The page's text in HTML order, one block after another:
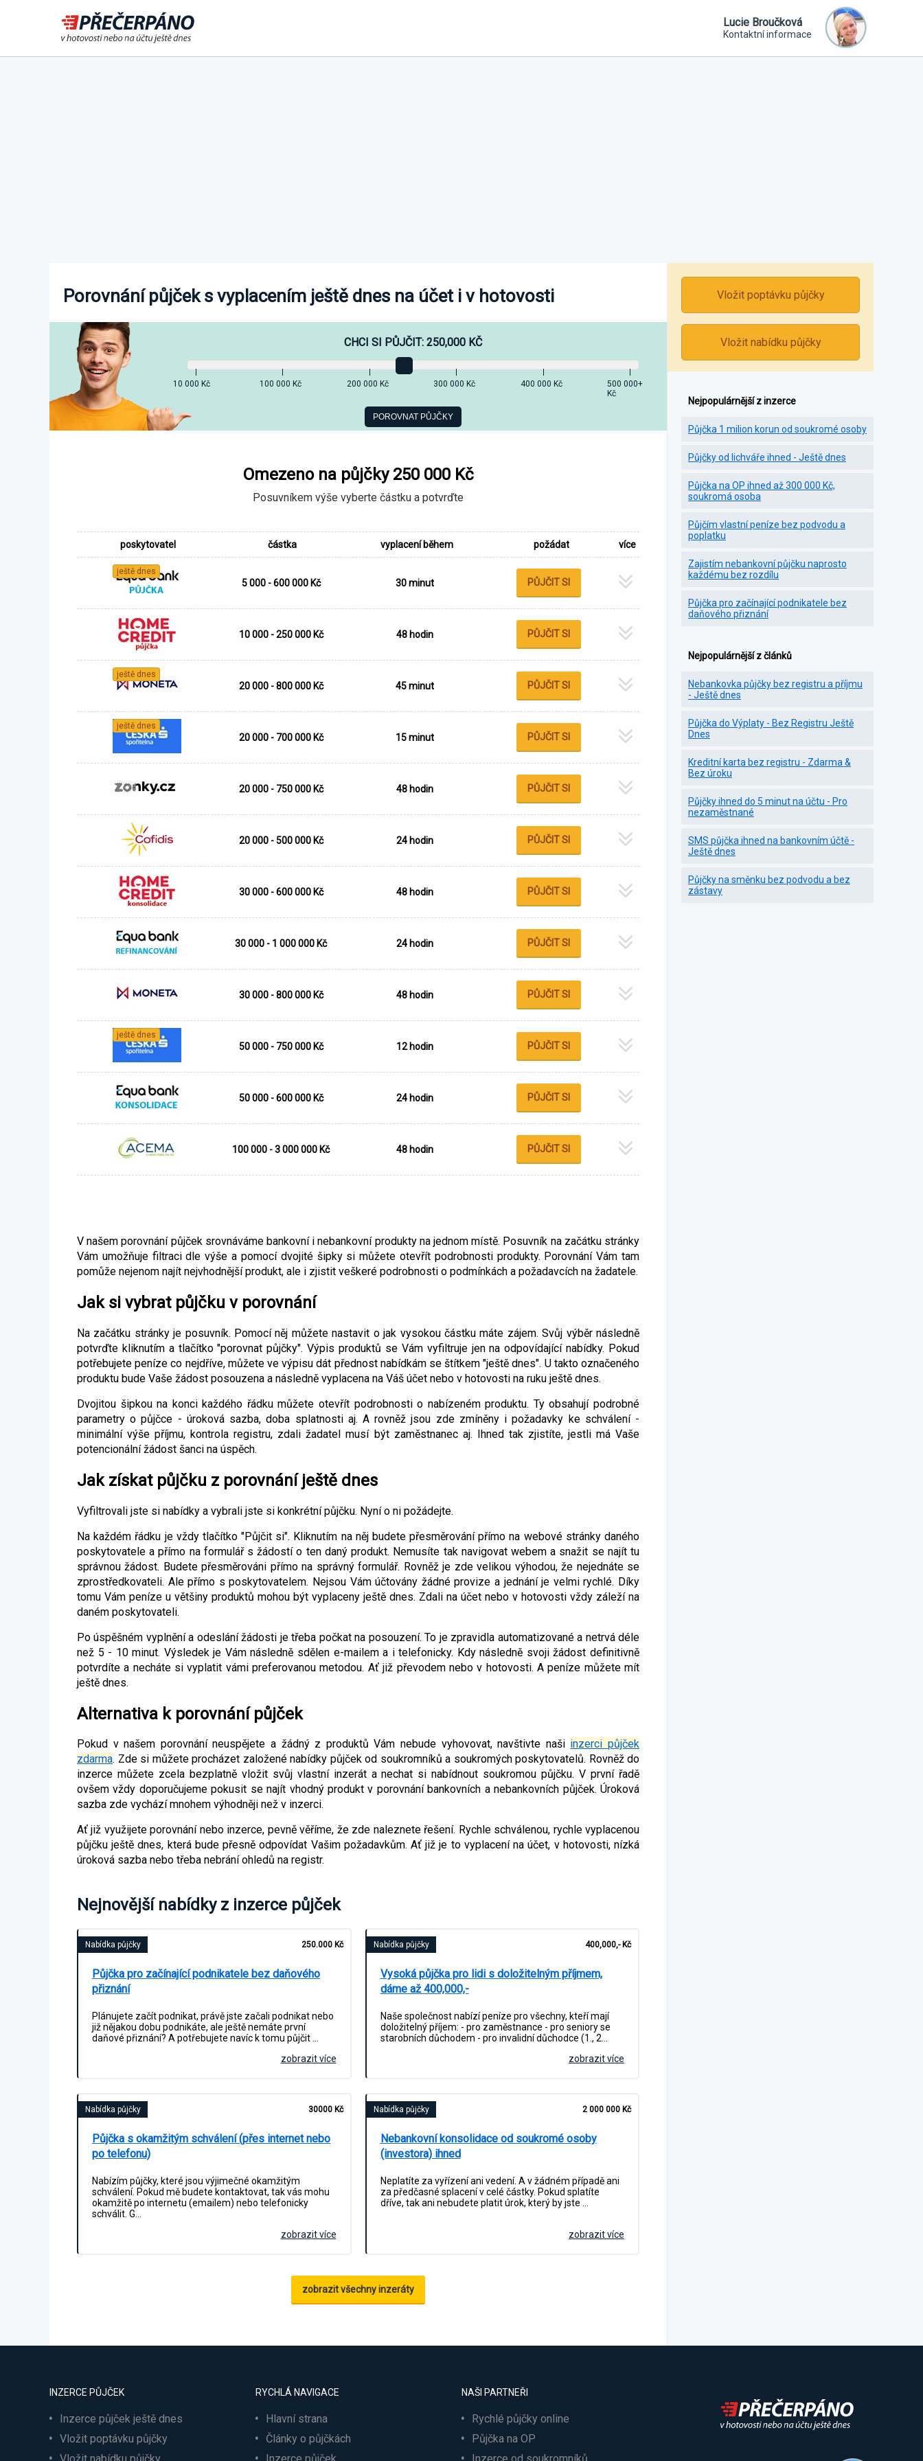
Půjčka ještě dnes na účet
nebo i v hotovosti
Lucie Broučková
Kontaktní informace
Porovnání půjček s vyplacením ještě dnes na účet i v hotovosti
CHCI SI PŮJČIT: 250,000 KČ
10 000 Kč 100 000 Kč 200 000 Kč 300 000 Kč 400 000 Kč
500 000+
Kč
Omezeno na půjčky 250 000 Kč
Posuvníkem výše vyberte částku a potvrďte
poskytovatel částka vyplacení během požádat více
ještě dnes
5 000 - 600 000 Kč 30 minut PŮJČIT SI
10 000 - 250 000 Kč 48 hodin PŮJČIT SI
ještě dnes
20 000 - 800 000 Kč 45 minut PŮJČIT SI
ještě dnes
20 000 - 700 000 Kč 15 minut PŮJČIT SI
20 000 - 750 000 Kč 48 hodin PŮJČIT SI
20 000 - 500 000 Kč 24 hodin PŮJČIT SI
30 000 - 600 000 Kč 48 hodin PŮJČIT SI
30 000 - 1 000 000 Kč 24 hodin PŮJČIT SI
30 000 - 800 000 Kč 48 hodin PŮJČIT SI
ještě dnes
50 000 - 750 000 Kč 12 hodin PŮJČIT SI
50 000 - 600 000 Kč 24 hodin PŮJČIT SI
100 000 - 3 000 000 Kč 48 hodin PŮJČIT SI
V našem porovnání půjček srovnáváme bankovní i nebankovní produkty na jednom místě. Posuvník na začátku stránky
Vám umožňuje filtraci dle výše a pomocí dvojité šipky si můžete otevřít podrobnosti produkty. Porovnání Vám tam
pomůže nejenom najít nejvhodnější produkt, ale i zjistit veškeré podrobnosti o podmínkách a požadavcích na žadatele.
Jak si vybrat půjčku v porovnání
Na začátku stránky je posuvník. Pomocí něj můžete nastavit o jak vysokou částku máte zájem. Svůj výběr následně
potvrďte kliknutím a tlačítko "porovnat půjčky". Výpis produktů se Vám vyfiltruje jen na odpovídající nabídky. Pokud
potřebujete peníze co nejdříve, můžete ve výpisu dát přednost nabídkám se štítkem "ještě dnes". U takto označeného
produktu bude Vaše žádost posouzena a následně vyplacena na Váš účet nebo v hotovosti na ruku ještě dnes.
Dvojitou šipkou na konci každého řádku můžete otevřít podrobnosti o nabízeném produktu. Ty obsahují podrobné
parametry o půjčce - úroková sazba, doba splatnosti aj. A rovněž jsou zde zmíněny i požadavky ke schválení -
minimální výše příjmu, kontrola registru, zdali žadatel musí být zaměstnanec aj. Ihned tak zjistíte, jestli má Vaše
potencionální žádost šanci na úspěch.
Jak získat půjčku z porovnání ještě dnes
Vyfiltrovali jste si nabídky a vybrali jste si konkrétní půjčku. Nyní o ni požádejte.
Na každém řádku je vždy tlačítko "Půjčit si". Kliknutím na něj budete přesměrování přímo na webové stránky daného
poskytovatele a přímo na formulář s žádostí o ten daný produkt. Nemusíte tak navigovat webem a snažit se najít tu
správnou žádost. Budete přesměrováni přímo na správný formulář. Rovněž je zde velikou výhodou, že nejednáte se
zprostředkovateli. Ale přímo s poskytovatelem. Nejsou Vám účtovány žádné provize a jednání je velmi rychlé. Díky
tomu Vám peníze u většiny produktů mohou být vyplaceny ještě dnes. Zdali na účet nebo v hotovosti vždy záleží na
daném poskytovateli.
Po úspěšném vyplnění a odeslání žádosti je třeba počkat na posouzení. To je zpravidla automatizované a netrvá déle
než 5 - 10 minut. Výsledek je Vám následně sdělen e-mailem a i telefonicky. Kdy následně svoji žádost definitivně
potvrdíte a necháte si vyplatit vámi preferovanou metodou. Ať již převodem nebo v hotovosti. A peníze můžete mít
ještě dnes.
Alternativa k porovnání půjček
Pokud v našem porovnání neuspějete a žádný z produktů Vám nebude vyhovovat, navštivte naši inzerci půjček
zdarma. Zde si můžete procházet založené nabídky půjček od soukromníků a soukromých poskytovatelů. Rovněž do
inzerce můžete zcela bezplatně vložit svůj vlastní inzerát a nechat si nabídnout soukromou půjčku. V první řadě
ovšem vždy doporučujeme pokusit se najít vhodný produkt v porovnání bankovních a nebankovních půjček. Úroková
sazba zde vychází mnohem výhodněji než v inzerci.
Ať již využijete porovnání nebo inzerce, pevně věříme, že zde naleznete řešení. Rychle schválenou, rychle vyplacenou
půjčku ještě dnes, která bude přesně odpovídat Vašim požadavkům. Ať již je to vyplacení na účet, v hotovosti, nízká
úroková sazba nebo třeba nebrání ohledů na registr.
Nejnovější nabídky z inzerce půjček
Nabídka půjčky 250.000 Kč
Půjčka pro začínající podnikatele bez daňového
přiznání
Plánujete začít podnikat, právě jste začali podnikat nebo
již nějakou dobu podnikáte, ale ještě nemáte první
daňové přiznání? A potřebujete navíc k tomu půjčit …
zobrazit více
Nabídka půjčky 400,000,- Kč
Vysoká půjčka pro lidi s doložitelným příjmem,
dáme až 400,000,-
Naše společnost nabízí peníze pro všechny, kteří mají
doložitelný příjem: - pro zaměstnance - pro seniory se
starobních důchodem - pro invalidní důchodce (1., 2…
zobrazit více
Nabídka půjčky 30000 Kč
Půjčka s okamžitým schválení (přes internet nebo
po telefonu)
Nabízím půjčky, které jsou výjimečné okamžitým
schválení. Pokud mě budete kontaktovat, tak vás mohu
okamžitě po internetu (emailem) nebo telefonicky
schválit. G…
zobrazit více
Nabídka půjčky 2 000 000 Kč
Nebankovní konsolidace od soukromé osoby
(investora) ihned
Neplatíte za vyřízení ani vedení. A v žádném případě ani
za předčasné splacení v celé částky. Pokud splatíte
dříve, tak ani nebudete platit úrok, který by jste …
zobrazit více
zobrazit všechny inzeráty
Vložit poptávku půjčky
Vložit nabídku půjčky
Nejpopulárnější z inzerce
Půjčka 1 milion korun od soukromé osoby
Půjčky od lichváře ihned - Ještě dnes
Půjčka na OP ihned až 300 000 Kč,
soukromá osoba
Půjčím vlastní peníze bez podvodu a
poplatku
Zajistím nebankovní půjčku naprosto
každému bez rozdílu
Půjčka pro začínající podnikatele bez
daňového přiznání
Nejpopulárnější z článků
Nebankovka půjčky bez registru a příjmu
- Ještě dnes
Půjčka do Výplaty - Bez Registru Ještě
Dnes
Kreditní karta bez registru - Zdarma &
Bez úroku
Půjčky ihned do 5 minut na účtu - Pro
nezaměstnané
SMS půjčka ihned na bankovním účtě -
Ještě dnes
Půjčky na směnku bez podvodu a bez
zástavy
INZERCE PŮJČEK
Inzerce půjček ještě dnes
Vložit poptávku půjčky
RYCHLÁ NAVIGACE
Hlavní strana
Články o půjčkách
NAŠI PARTNEŘI
Rychlé půjčky online
Půjčka na OP